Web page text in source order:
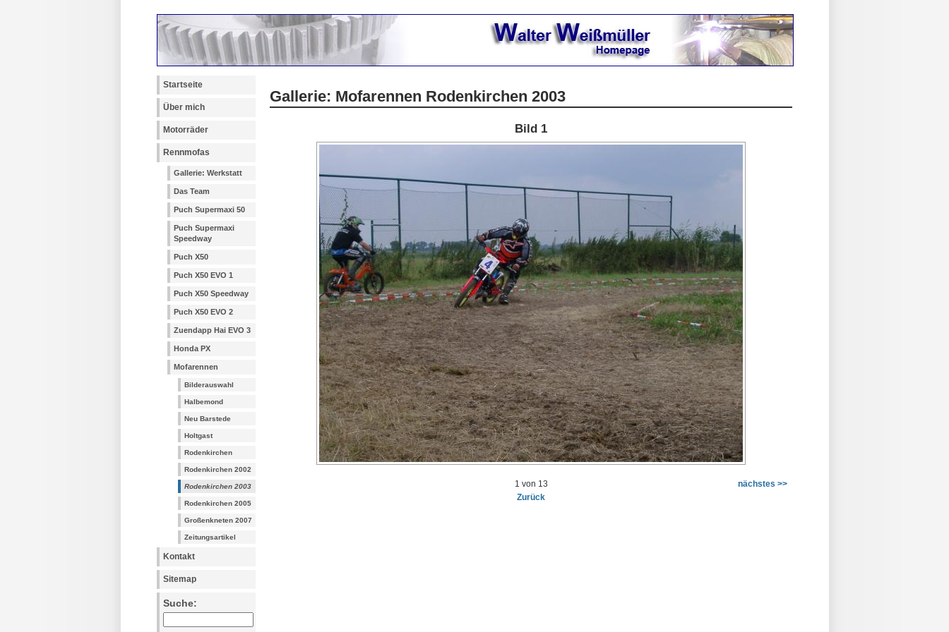
Startseite
Über mich
Motorräder
Rennmofas
Gallerie: Werkstatt
Das Team
Puch Supermaxi 50
Puch Supermaxi
Speedway
Puch X50
Puch X50 EVO 1
Puch X50 Speedway
Puch X50 EVO 2
Zuendapp Hai EVO 3
Honda PX
Mofarennen
Bilderauswahl
Halbemond
Neu Barstede
Holtgast
Rodenkirchen
Rodenkirchen 2002
Rodenkirchen 2003
Rodenkirchen 2005
Großenkneten 2007
Zeitungsartikel
Kontakt
Sitemap
Suche:
Gallerie: Mofarennen Rodenkirchen 2003
Bild 1
1 von 13
nächstes >>
Zurück